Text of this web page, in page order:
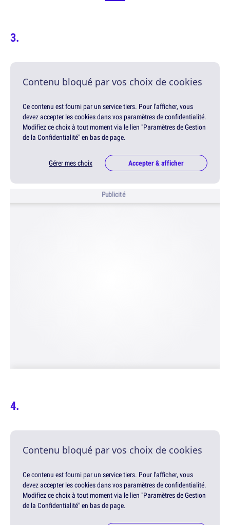
Contenu bloqué par vos choix de cookies
Ce contenu est fourni par un service tiers. Pour l'afficher, vous
devez accepter les cookies dans vos paramètres de confidentialité.
Modifiez ce choix à tout moment via le lien "Paramètres de Gestion
de la Confidentialité" en bas de page.
Gérer mes choix Accepter & afficher
Publicité
Contenu bloqué par vos choix de cookies
Ce contenu est fourni par un service tiers. Pour l'afficher, vous
devez accepter les cookies dans vos paramètres de confidentialité.
Modifiez ce choix à tout moment via le lien "Paramètres de Gestion
de la Confidentialité" en bas de page.